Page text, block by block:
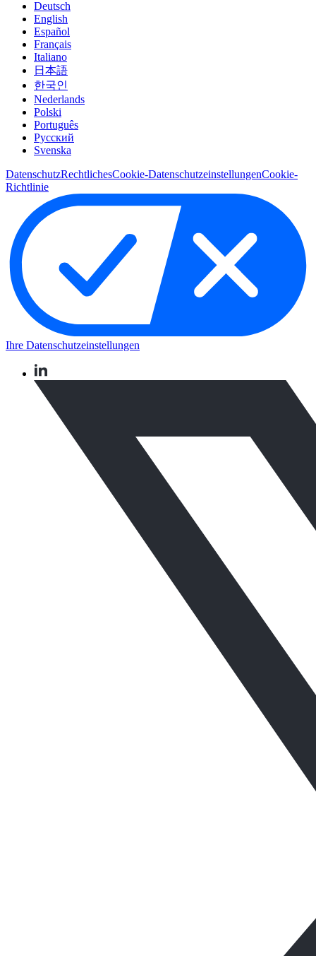
Deutsch
English
Español
Français
Italiano
日本語
한국인
Nederlands
Polski
Português
Pусский
Svenska
DatenschutzRechtlichesCookie-DatenschutzeinstellungenCookie-
Richtlinie
Ihre Datenschutzeinstellungen